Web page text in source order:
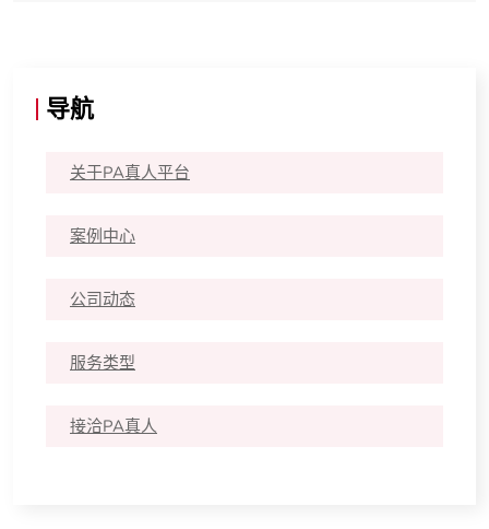
导航
关于PA真人平台
案例中心
公司动态
服务类型
接洽PA真人